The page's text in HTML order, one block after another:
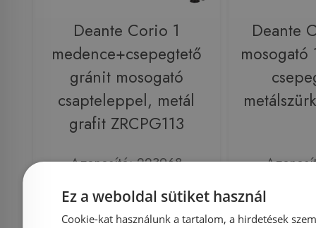
Deante Corio 1
medence+csepegtető
gránit mosogató
csapteleppel, metál
grafit ZRCPG113
Azonosító: 223968
83 900 Ft 73 350 Ft
Deante
mosogató
87 900 Ft
Ez a weboldal sütiket használ
Cookie-kat használunk a tartalom, a hirdetések